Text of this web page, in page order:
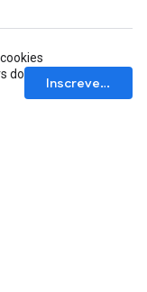
do
Inscrever-se